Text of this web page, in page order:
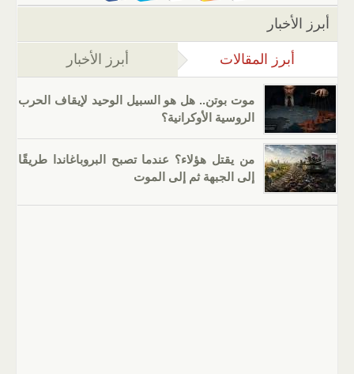
أبرز الأخبار
أبرز المقالات (علامة التبويب النشطة)
أبرز الأخبار
موت بوتن.. هل هو السبيل الوحيد لإيقاف الحرب
الروسية الأوكرانية؟
من يقتل هؤلاء؟ عندما تصبح البروباغاندا طريقًا
إلى الجبهة ثم إلى الموت